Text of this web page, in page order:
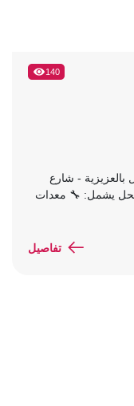
140
بالعزيزية - شارع
يشمل: 🔧 معدات
تفاصيل